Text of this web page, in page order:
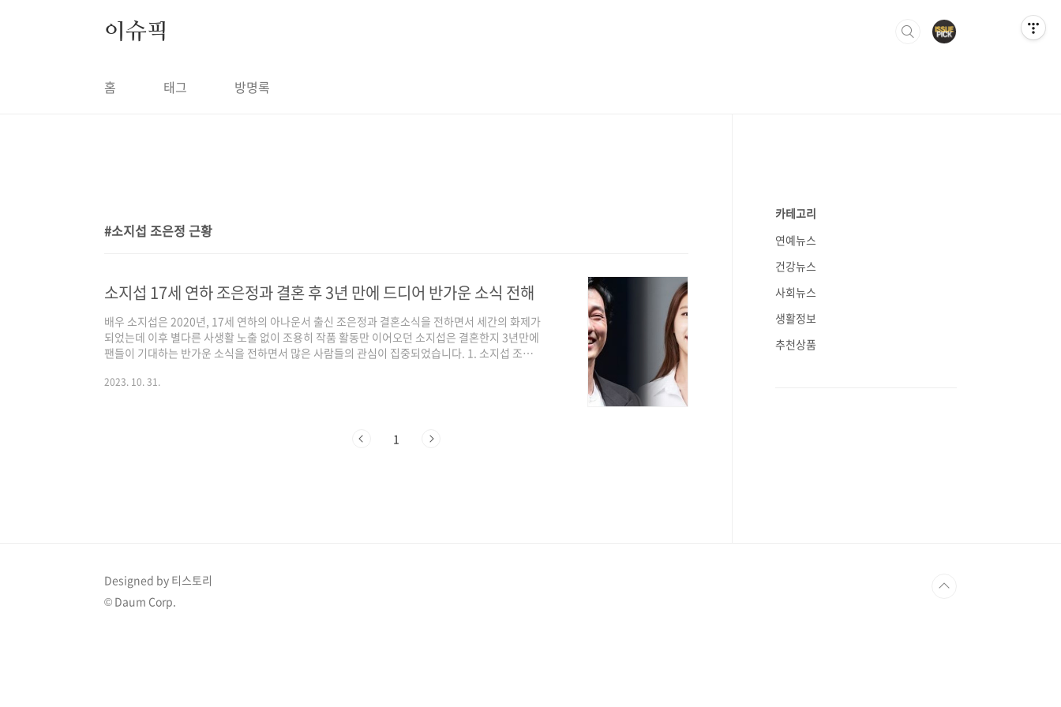
이슈픽
홈 태그 방명록
소지섭 조은정 근황
소지섭 17세 연하 조은정과 결혼 후 3년 만에 드디어 반가운 소식 전해
배우 소지섭은 2020년, 17세 연하의 아나운서 출신 조은정과 결혼소식을 전하면서 세간의 화제가
되었는데 이후 별다른 사생활 노출 없이 조용히 작품 활동만 이어오던 소지섭은 결혼한지 3년만에
팬들이 기대하는 반가운 소식을 전하면서 많은 사람들의 관심이 집중되었습니다. 1. 소지섭 조은
‘한밤’에 출연했고, 당시 조은정은 리포터로 소지섭을 인터뷰하며 처음 만난 이후에 지인과의 모임
2023. 10. 31.
1
카테고리
연예뉴스
건강뉴스
사회뉴스
생활정보
추천상품
Designed by 티스토리
© Daum Corp.